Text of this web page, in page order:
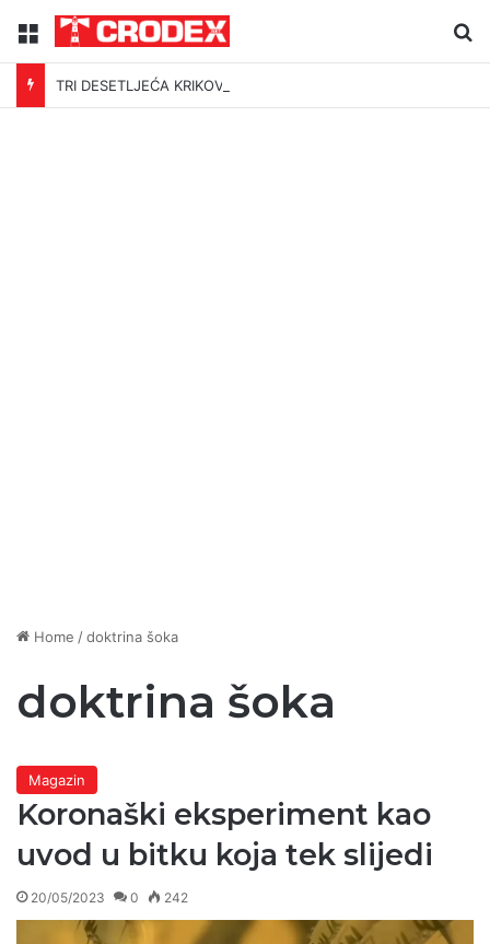
Menu
TRI DESETLJEĆA KRIKOVA OČAJNIKA
Home /doktrina šoka
doktrina šoka
Magazin
Koronaški eksperiment kao
uvod u bitku koja tek slijedi
20/05/2023 0 242